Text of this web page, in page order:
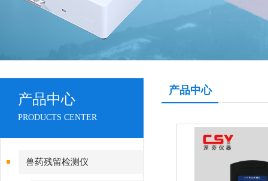
产品中心
PRODUCTS CENTER
兽药残留检测仪
产品中心